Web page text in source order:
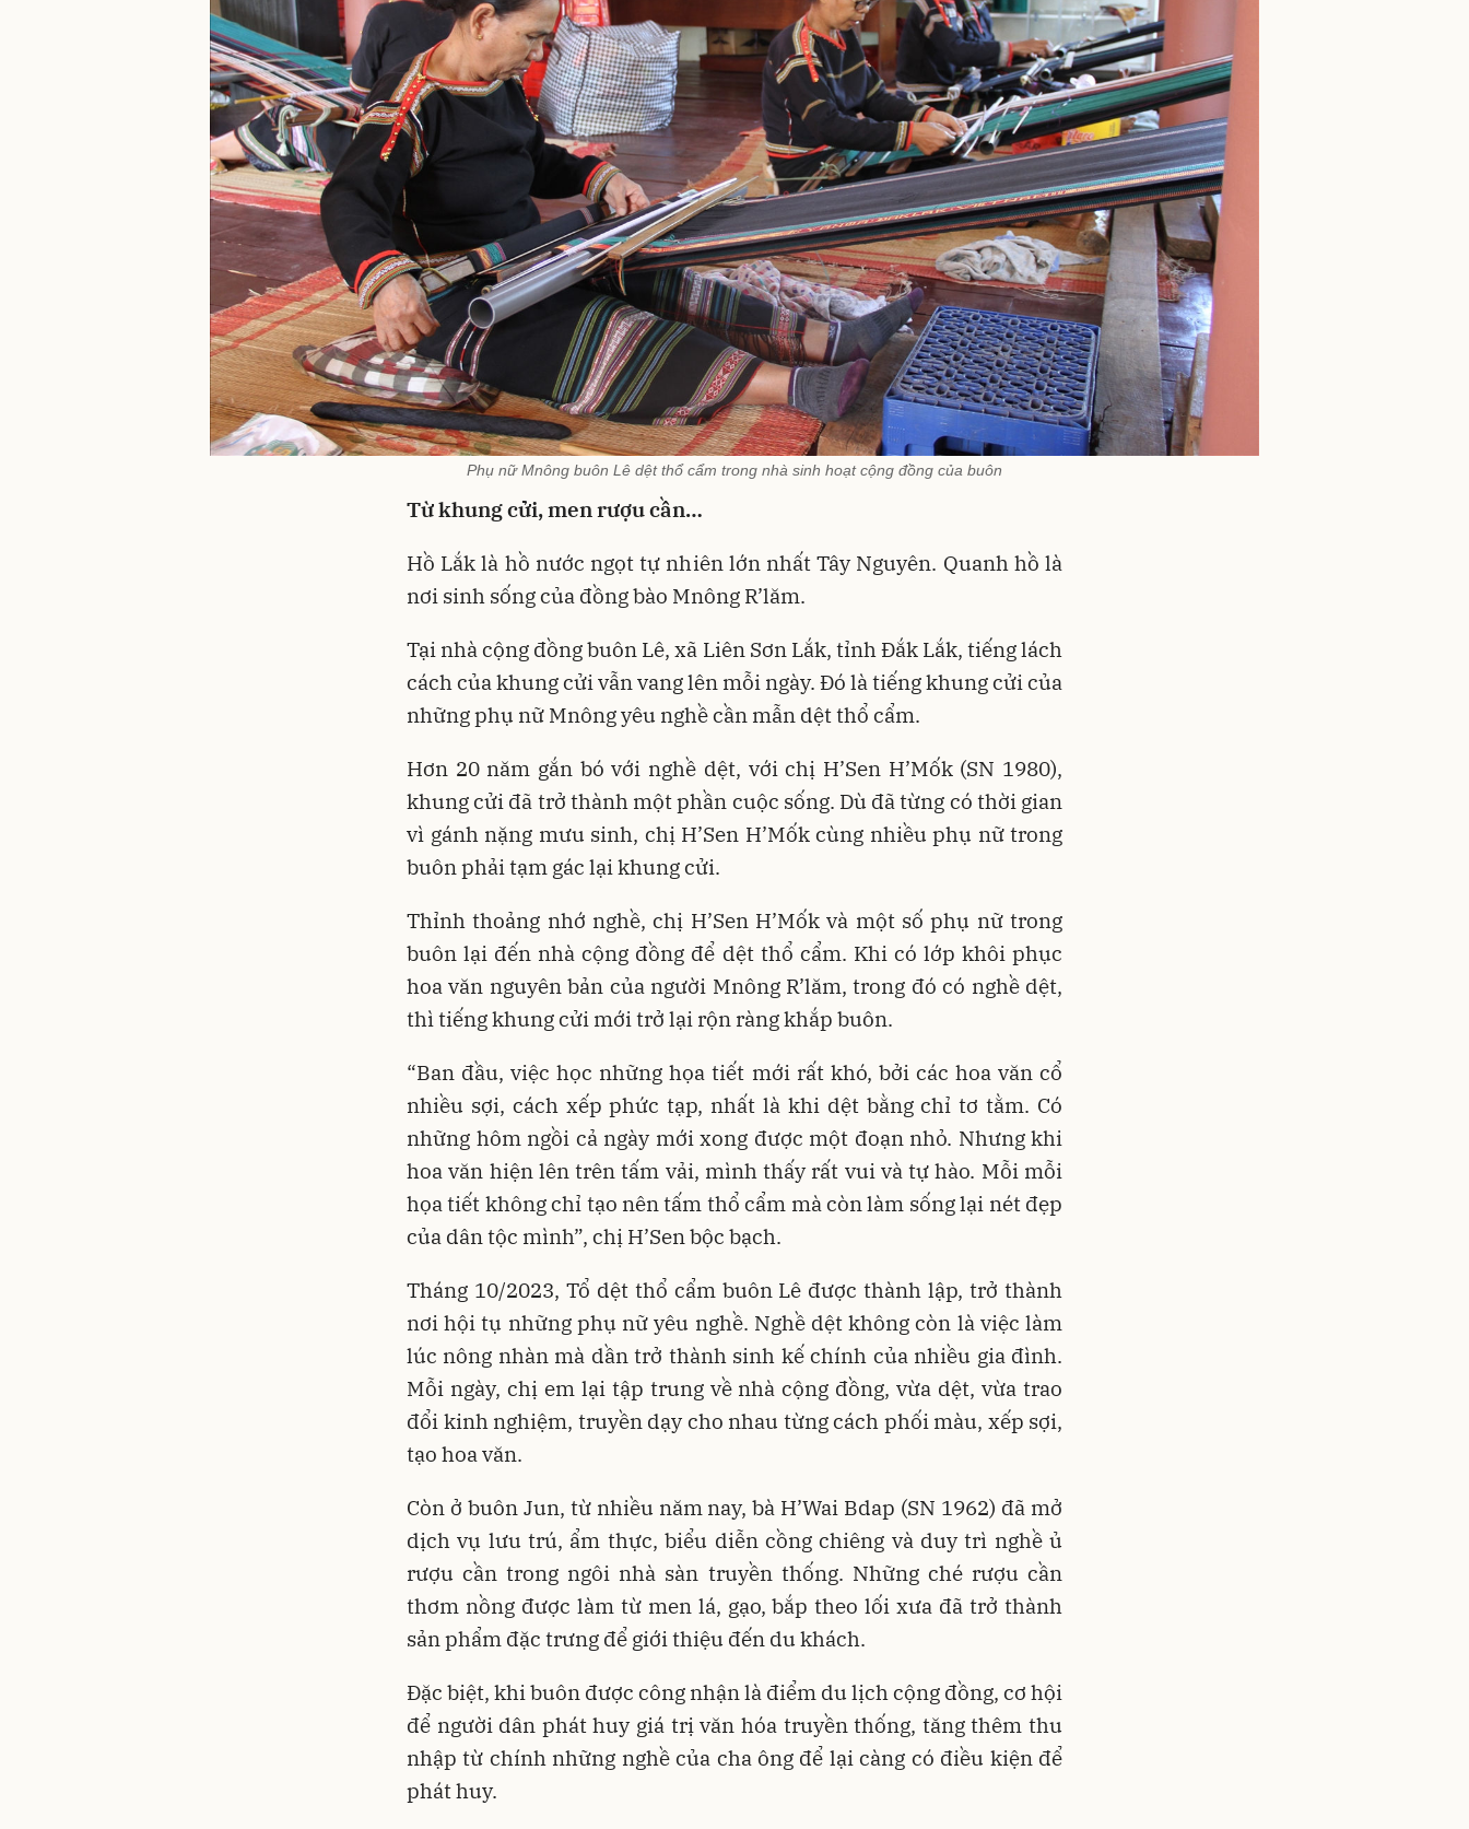
Phụ nữ Mnông buôn Lê dệt thổ cẩm trong nhà sinh hoạt cộng đồng của buôn
Từ khung cửi, men rượu cần…
Hồ Lắk là hồ nước ngọt tự nhiên lớn nhất Tây Nguyên. Quanh hồ là
nơi sinh sống của đồng bào Mnông R’lăm.
Tại nhà cộng đồng buôn Lê, xã Liên Sơn Lắk, tỉnh Đắk Lắk, tiếng lách
cách của khung cửi vẫn vang lên mỗi ngày. Đó là tiếng khung cửi của
những phụ nữ Mnông yêu nghề cần mẫn dệt thổ cẩm.
Hơn 20 năm gắn bó với nghề dệt, với chị H’Sen H’Mốk (SN 1980),
khung cửi đã trở thành một phần cuộc sống. Dù đã từng có thời gian
vì gánh nặng mưu sinh, chị H’Sen H’Mốk cùng nhiều phụ nữ trong
buôn phải tạm gác lại khung cửi.
Thỉnh thoảng nhớ nghề, chị H’Sen H’Mốk và một số phụ nữ trong
buôn lại đến nhà cộng đồng để dệt thổ cẩm. Khi có lớp khôi phục
hoa văn nguyên bản của người Mnông R’lăm, trong đó có nghề dệt,
thì tiếng khung cửi mới trở lại rộn ràng khắp buôn.
“Ban đầu, việc học những họa tiết mới rất khó, bởi các hoa văn cổ
nhiều sợi, cách xếp phức tạp, nhất là khi dệt bằng chỉ tơ tằm. Có
những hôm ngồi cả ngày mới xong được một đoạn nhỏ. Nhưng khi
hoa văn hiện lên trên tấm vải, mình thấy rất vui và tự hào. Mỗi mỗi
họa tiết không chỉ tạo nên tấm thổ cẩm mà còn làm sống lại nét đẹp
của dân tộc mình”, chị H’Sen bộc bạch.
Tháng 10/2023, Tổ dệt thổ cẩm buôn Lê được thành lập, trở thành
nơi hội tụ những phụ nữ yêu nghề. Nghề dệt không còn là việc làm
lúc nông nhàn mà dần trở thành sinh kế chính của nhiều gia đình.
Mỗi ngày, chị em lại tập trung về nhà cộng đồng, vừa dệt, vừa trao
đổi kinh nghiệm, truyền dạy cho nhau từng cách phối màu, xếp sợi,
tạo hoa văn.
Còn ở buôn Jun, từ nhiều năm nay, bà H’Wai Bdap (SN 1962) đã mở
dịch vụ lưu trú, ẩm thực, biểu diễn cồng chiêng và duy trì nghề ủ
rượu cần trong ngôi nhà sàn truyền thống. Những ché rượu cần
thơm nồng được làm từ men lá, gạo, bắp theo lối xưa đã trở thành
sản phẩm đặc trưng để giới thiệu đến du khách.
Đặc biệt, khi buôn được công nhận là điểm du lịch cộng đồng, cơ hội
để người dân phát huy giá trị văn hóa truyền thống, tăng thêm thu
nhập từ chính những nghề của cha ông để lại càng có điều kiện để
phát huy.